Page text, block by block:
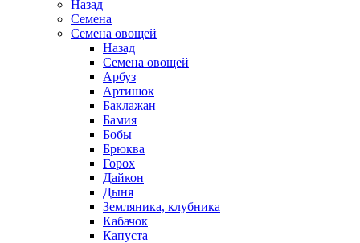
Назад
Семена
Семена овощей
Назад
Семена овощей
Арбуз
Артишок
Баклажан
Бамия
Бобы
Брюква
Горох
Дайкон
Дыня
Земляника, клубника
Кабачок
Капуста